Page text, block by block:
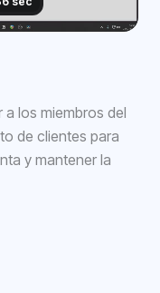
a los miembros del
de clientes para
y mantener la